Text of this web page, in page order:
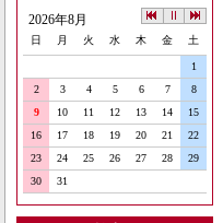
2026年8月
日 月 火 水 木 金 土
1
2
3 4 5 6 7
8
9
10 11 12 13 14
15
16
17 18 19 20 21
22
23
24 25 26 27 28
29
30
31